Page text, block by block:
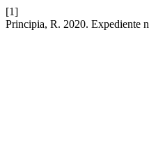
[1]
Principia, R. 2020. Expediente